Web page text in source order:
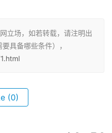
入网上报名界面。选择省
人员姓名、报考考试名称、
知》：报考人员阅读《专业
告知承诺制告知书》和《报
立场，如若转载，请注明出
具备哪些条件），
(0)